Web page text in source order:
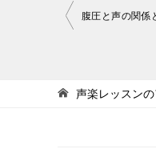
投
ビ
腹圧と声の関係
声楽レッスン